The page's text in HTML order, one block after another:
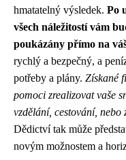
hmatatelný výsledek. Po
všech náležitostí vám
poukázány přímo na
rychlý a bezpečný, a
potřeby a plány. Získané
pomoci zrealizovat vaše
vzdělání, cestování, nebo
Dědictví tak může
novým možnostem a